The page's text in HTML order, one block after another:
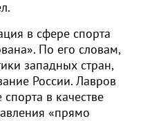
в сфере спорта
По его словам,
западных стран,
России. Лавров
спорта в качестве
«прямо